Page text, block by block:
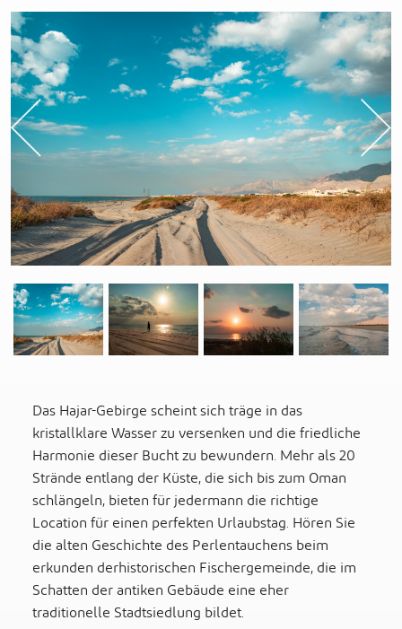
Previous
Das Hajar-Gebirge scheint sich träge in das
kristallklare Wasser zu versenken und die friedliche
Harmonie dieser Bucht zu bewundern. Mehr als 20
Strände entlang der Küste, die sich bis zum Oman
schlängeln, bieten für jedermann die richtige
Location für einen perfekten Urlaubstag. Hören Sie
die alten Geschichte des Perlentauchens beim
erkunden derhistorischen Fischergemeinde, die im
Schatten der antiken Gebäude eine eher
traditionelle Stadtsiedlung bildet.